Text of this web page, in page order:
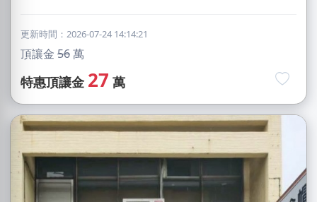
更新時間：2026-07-24 14:14:21
頂讓金 56萬
特惠頂讓金 27 萬